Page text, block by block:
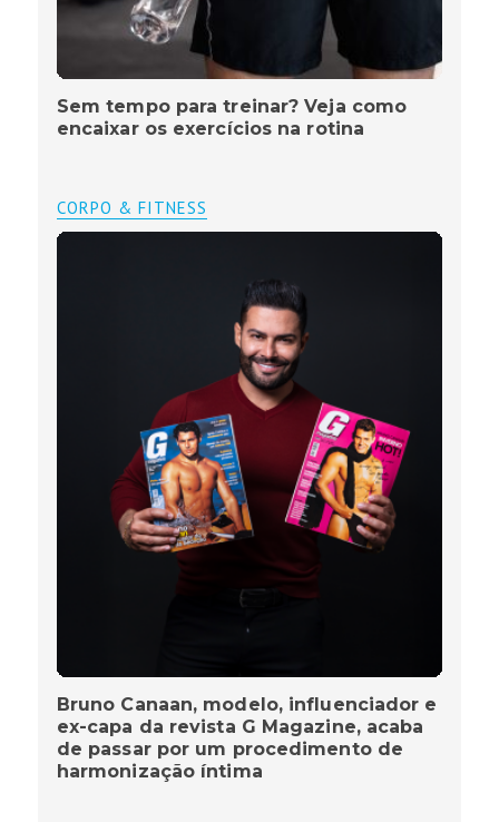
Sem tempo para treinar? Veja como
encaixar os exercícios na rotina
CORPO & FITNESS
Bruno Canaan, modelo, influenciador e
ex-capa da revista G Magazine, acaba
de passar por um procedimento de
harmonização íntima